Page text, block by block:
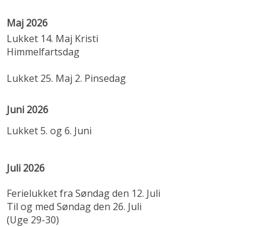
Maj 2026
Lukket 14. Maj Kristi
Himmelfartsdag
Lukket 25. Maj 2. Pinsedag
Juni 2026
Lukket 5. og 6. Juni
Juli 2026
Ferielukket fra Søndag den 12. Juli
Til og med Søndag den 26. Juli
(Uge 29-30)